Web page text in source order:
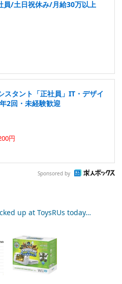
員/土日祝休み/月給30万以上
タント「正社員」IT・デザイ
2回・未経験歓迎
円
Sponsored by
up at ToysRUs today…